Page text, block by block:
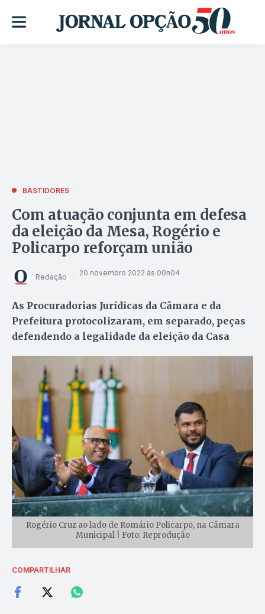
BASTIDORES
Com atuação conjunta em defesa
da eleição da Mesa, Rogério e
Policarpo reforçam união
Redação 20 novembro 2022 às 00h04
As Procuradorias Jurídicas da Câmara e da
Prefeitura protocolizaram, em separado, peças
defendendo a legalidade da eleição da Casa
Rogério Cruz ao lado de Romário Policarpo, na Câmara
Municipal | Foto: Reprodução
COMPARTILHAR